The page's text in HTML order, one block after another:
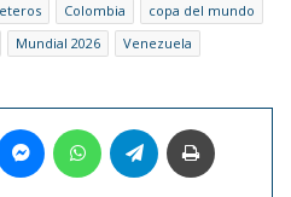
Colombia
copa del mundo
Mundial 2026
Venezuela
MessengerWhatsAppTelegram